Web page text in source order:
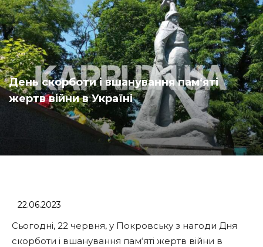
День скорботи і вшанування пам‘яті
жертв війни в Україні
22.06.2023
Сьогодні, 22 червня, у Покровську з нагоди Дня
скорботи і вшанування пам‘яті жертв війни в